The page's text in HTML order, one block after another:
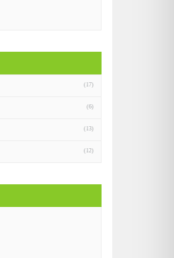
(17)
(6)
(13)
(12)